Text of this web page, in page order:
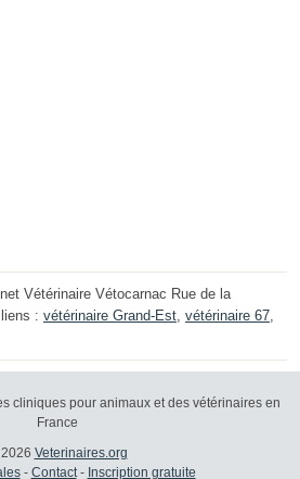
Vétérinaire Vétocarnac Rue de la
: vétérinaire Grand-Est, vétérinaire 67,
cliniques pour animaux et des vétérinaires en
France
Veterinaires.org
- Contact- Inscription gratuite